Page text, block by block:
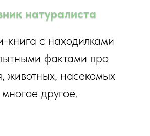
натуралиста
книга с находилками
фактами про
животных, насекомых
другое.